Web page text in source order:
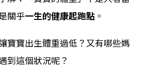
關乎一生的健康起跑點 。
寶寶出生體重過低？又有哪些媽
到這個狀況呢？